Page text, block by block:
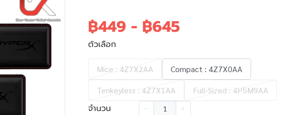
฿449 - ฿645
ตัวเลือก
Mice : 4Z7X2AA
Compact : 4Z7X0AA
Tenkeyless : 4Z7X1AA
Full-Sized : 4P5M9AA
จำนวน